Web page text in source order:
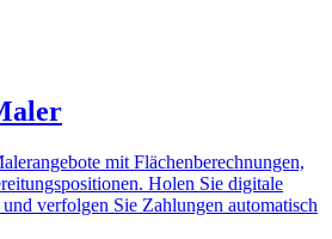
mit Flächenberechnungen,
Holen Sie digitale
verfolgen Sie Zahlungen automatisch